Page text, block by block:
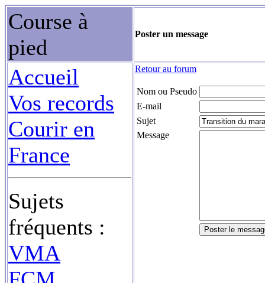
Course à
pied
Poster un message
Accueil
Vos records
Courir en
France
Sujets
fréquents :
VMA
Retour au forum
Nom ou Pseudo
E-mail
Sujet
Message